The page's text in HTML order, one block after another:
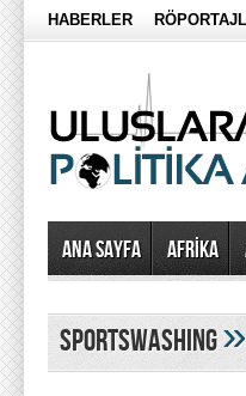
HABERLER
Ana Sayfa AFRİKA
sportswashing»